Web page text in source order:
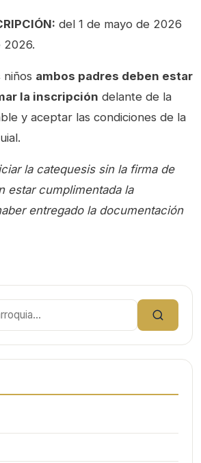
del 1 de mayo de 2026
2026.
niños ambos padres deben estar
la inscripción delante de la
y aceptar las condiciones de la
la catequesis sin la firma de
estar cumplimentada la
entregado la documentación